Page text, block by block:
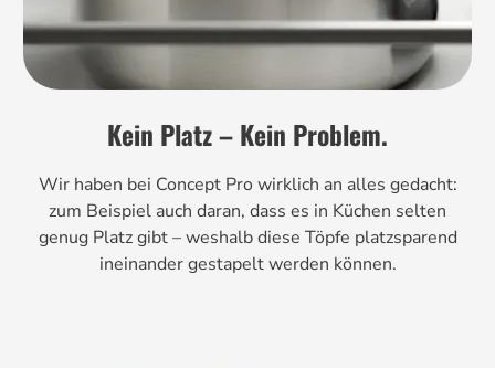
Kein Platz – Kein Problem.
Wir haben bei Concept Pro wirklich an alles gedacht:
zum Beispiel auch daran, dass es in Küchen selten
genug Platz gibt – weshalb diese Töpfe platzsparend
ineinander gestapelt werden können.